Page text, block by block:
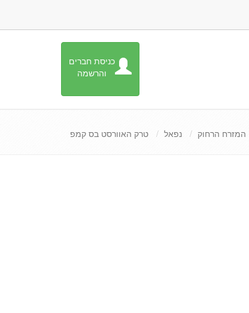
כניסת חברים
והרשמה
המזרח הרחוק נפאל טרק האוורסט בס קמפ